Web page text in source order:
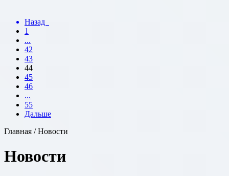
Назад
1
...
42
43
44
45
46
...
55
Дальше
Главная / Новости
Новости